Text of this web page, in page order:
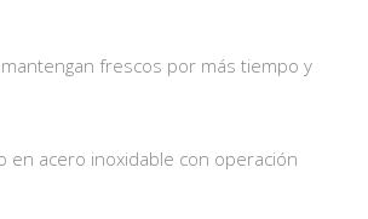
frescos por más tiempo y
acero inoxidable con operación